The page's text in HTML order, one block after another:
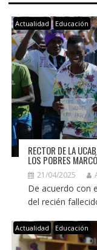
Actualidad Educación
RECTOR DE LA
LOS POBRES
21/04/2025
De acuerdo con
del recién
Actualidad Educación